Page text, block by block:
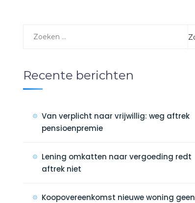
Recente berichten
Van verplicht naar vrijwillig: weg aftrek
pensioenpremie
Lening omkatten naar vergoeding redt
aftrek niet
Koopovereenkomst nieuwe woning geen